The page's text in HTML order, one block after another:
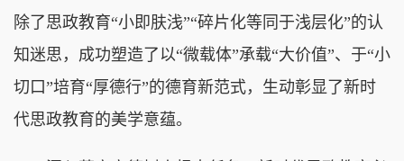
除了思政教育“小即肤浅”“碎片化等同于浅层化”的认
知迷思，成功塑造了以“微载体”承载“大价值”、于“小
切口”培育“厚德行”的德育新范式，生动彰显了新时
代思政教育的美学意蕴。